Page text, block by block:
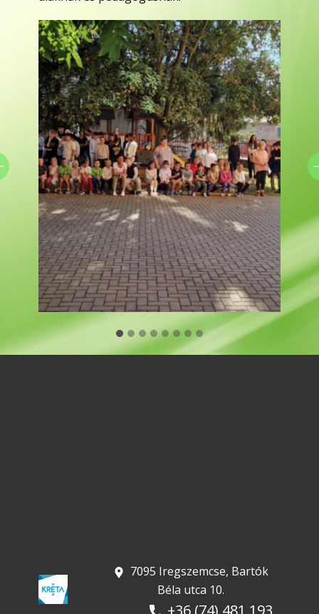
​ 7095 Iregszemcse, Bartók
Béla utca 10.
+36 (74) 481 193